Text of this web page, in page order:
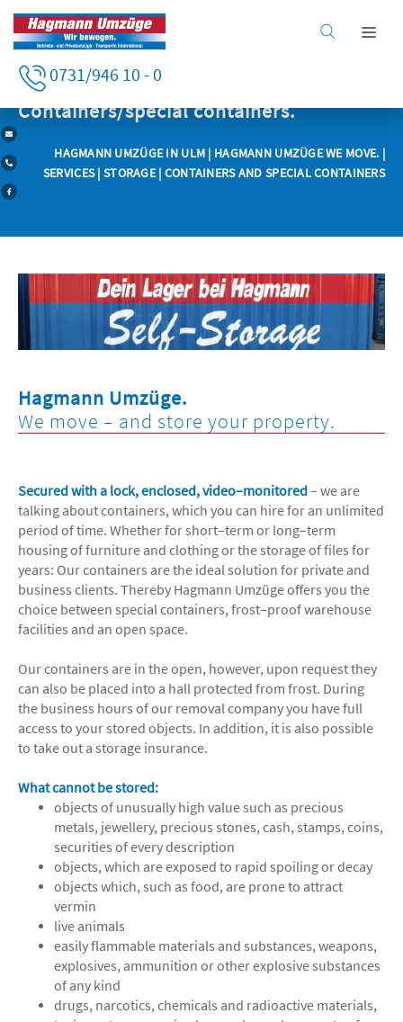
0731/946 10 - 0
Home
Services
Services
Containers/special containers.
HAGMANN UMZÜGE IN ULM | HAGMANN UMZÜGE WE MOVE. |
SERVICES| STORAGE | CONTAINERS AND SPECIAL CONTAINERS
Hagmann Umzüge.
We move – and store your property.
Secured with a lock, enclosed, video–monitored– we are
talking about containers, which you can hire for an unlimited
period of time. Whether for short–term or long–term
housing of furniture and clothing or the storage of files for
years: Our containers are the ideal solution for private and
business clients. Thereby Hagmann Umzüge offers you the
choice between special containers, frost–proof warehouse
facilities and an open space.
Our containers are in the open, however, upon request they
can also be placed into a hall protected from frost. During
the business hours of our removal company you have full
access to your stored objects. In addition, it is also possible
to take out a storage insurance.
What cannot be stored:
objects of unusually high value such as precious
metals, jewellery, precious stones, cash, stamps, coins,
securities of every description
objects, which are exposed to rapid spoiling or decay
objects which, such as food, are prone to attract
vermin
live animals
easily flammable materials and substances, weapons,
explosives, ammunition or other explosive substances
of any kind
drugs, narcotics, chemicals and radioactive materials,